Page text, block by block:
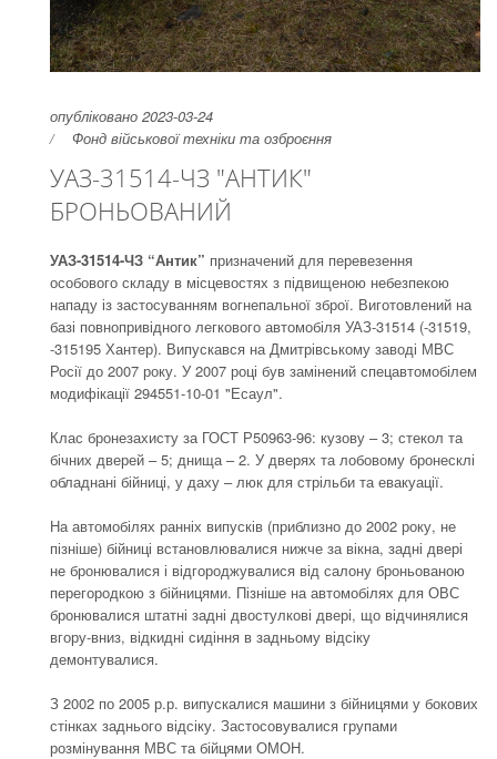
опубліковано 2023-03-24
Фонд військової техніки та озброєння
УАЗ-31514-ЧЗ "АНТИК"
БРОНЬОВАНИЙ
УАЗ-31514-ЧЗ “Антик” призначений для перевезення
особового складу в місцевостях з підвищеною небезпекою
нападу із застосуванням вогнепальної зброї. Виготовлений на
базі повнопривідного легкового автомобіля УАЗ-31514 (-31519,
-315195 Хантер). Випускався на Дмитрівському заводі МВС
Росії до 2007 року. У 2007 році був замінений спецавтомобілем
модифікації 294551-10-01 "Есаул".
Клас бронезахисту за ГОСТ Р50963-96: кузову – 3; стекол та
бічних дверей – 5; днища – 2. У дверях та лобовому бронесклі
обладнані бійниці, у даху – люк для стрільби та евакуації.
На автомобілях ранніх випусків (приблизно до 2002 року, не
пізніше) бійниці встановлювалися нижче за вікна, задні двері
не бронювалися і відгороджувалися від салону броньованою
перегородкою з бійницями. Пізніше на автомобілях для ОВС
бронювалися штатні задні двостулкові двері, що відчинялися
вгору-вниз, відкидні сидіння в задньому відсіку
демонтувалися.
З 2002 по 2005 р.р. випускалися машини з бійницями у бокових
стінках заднього відсіку. Застосовувалися групами
розмінування МВС та бійцями ОМОН.